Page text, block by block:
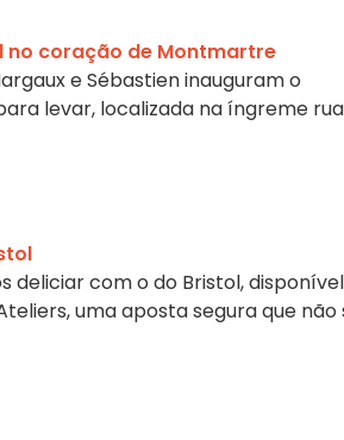
no coração de Montmartre
e Sébastien inauguram o
levar, localizada na íngreme rua
deliciar com o do Bristol, disponível
uma aposta segura que não